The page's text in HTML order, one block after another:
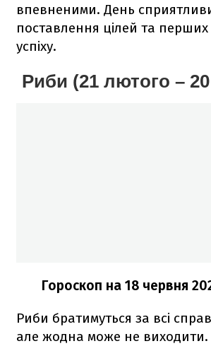
впевненими. День
поставлення цілей та перших
успіху.
Риби (21 лютого –
Гороскоп на 18 червня
Риби братимуться за всі
але жодна може не виходити.